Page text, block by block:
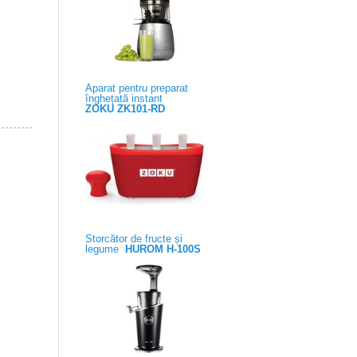
Aparat pentru preparat
înghețată instant
ZOKU ZK101-RD
Storcător de fructe și
legume
HUROM H-100S